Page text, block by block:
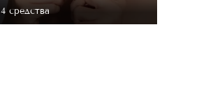
4 средствa